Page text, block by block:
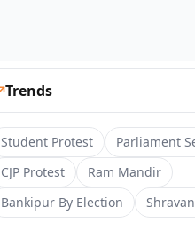
Trends
Student Protest
Parliament
CJP Protest
Ram Mandir
Bankipur By Election